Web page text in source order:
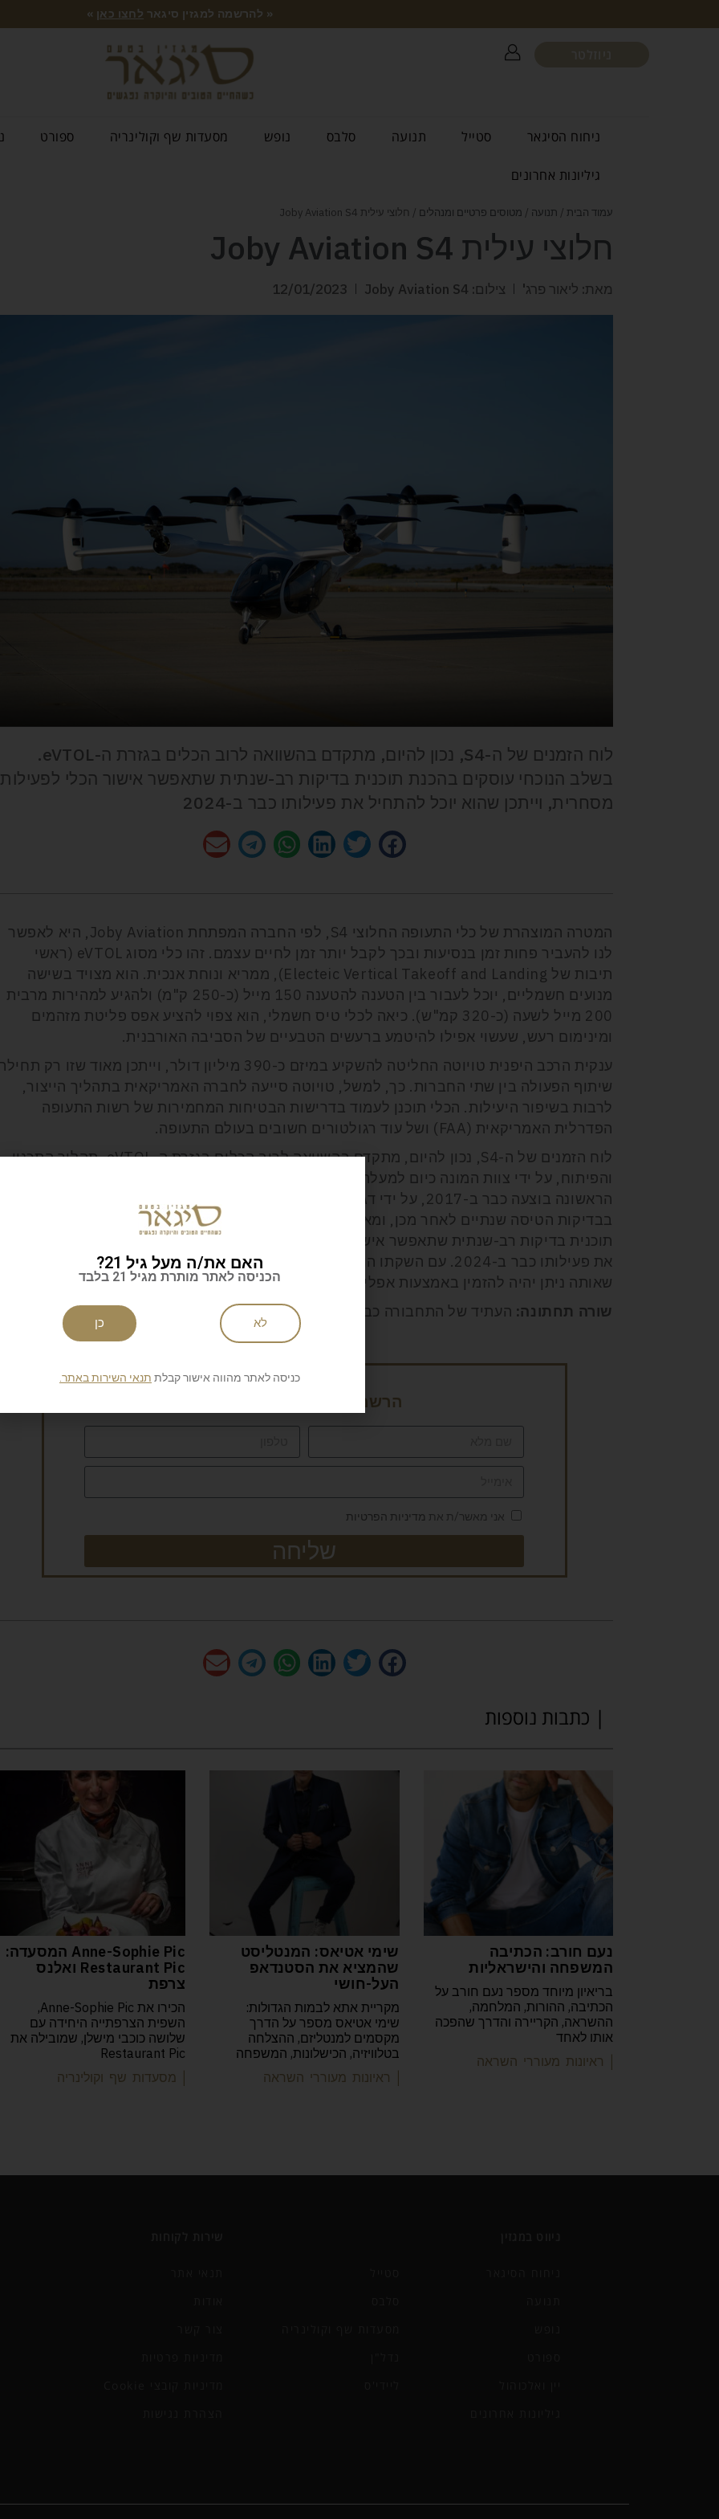
« להרשמה למגזין סיגאר לחצו כאן »
ניחוח הסיגאר סטייל תנועה סלבס נופש מסעדות שף וקולינריה ספורט
גיליונות אחרונים
עמוד הבית / תנועה / מטוסים פרטיים ומנהלים / חלוצי עילית Joby Aviation S4
חלוצי עילית Joby Aviation S4
מאת: ליאור פרג' צילום: Joby Aviation S4 12/01/2023
לוח הזמנים של ה-S4, נכון להיום, מתקדם בהשוואה לרוב הכלים בגזרת ה-eVTOL.
בשלב הנוכחי עוסקים בהכנת תוכנית בדיקות רב-שנתית שתאפשר אישור הכלי לפעילות
מסחרית, וייתכן שהוא יוכל להתחיל את פעילותו כבר ב-2024
המטרה המוצהרת של כלי התעופה החלוצי S4, לפי החברה המפתחת Joby Aviation, היא לאפשר
לנו להעביר פחות זמן בנסיעות ובכך לקבל יותר זמן לחיים עצמם. זהו כלי מסוג eVTOL (ראשי
תיבות של Electeic Vertical Takeoff and Landing), ממריא ונוחת אנכית. הוא מצויד בשישה
מנועים חשמליים, יוכל לעבור בין הטענה להטענה 150 מייל (כ-250 ק"מ) ולהגיע למהירות מרבית
200 מייל לשעה (כ-320 קמ"ש). כיאה לכלי טיס חשמלי, הוא צפוי להציע אפס פליטת מזהמים
ומינימום רעש, שעשוי אפילו להיטמע ברעשים הטבעיים של הסביבה האורבנית.
ענקית הרכב היפנית טויוטה החליטה להשקיע במיזם כ-390 מיליון דולר, וייתכן מאוד שזו רק
שיתוף הפעולה בין שתי החברות. כך, למשל, טויוטה סייעה לחברה האמריקאית בתהליך הייצור,
לרבות בשיפור היעילות. הכלי תוכנן לעמוד בדרישות הבטיחות המחמירות של רשות התעופה
הפדרלית האמריקאית (FAA) ושל עוד רגולטורים חשובים בעולם התעופה.
לוח הזמנים של ה-S4, נכון להיום, מתקדם בהשוואה לרוב הכלים בגזרת ה-eVTOL. תהליך התכנון
והפיתוח, על ידי צוות המונה כיום למעלה מאלף עובדים, החל לפני יותר מעשר שנים. טיסת המבחן
הראשונה בוצעה כבר ב-2017, על ידי דגם בקנה מידה מלא. אב הטיפוס שלפני תהליך הייצור החל
בבדיקות הטיסה שנתיים לאחר מכן, ומאז נערכו כאלף טיסות נוספות. בשלב הנוכחי עוסקים בהכנת
תוכנית בדיקות רב-שנתית שתאפשר אישור של ה-S4 לפעילות מסחרית, וייתכן שהוא יוכל להתחיל
את פעילותו כבר ב-2024. עם השקתו הוא עתיד לשמש מונית אווירית לנהג ולארבעה נוסעים,
שאותה ניתן יהיה להזמין באמצעות אפליקציה ייעודית.
שורה תחתונה: העתיד של התחבורה כבר מעבר לפינה
הרשמה לניוזלטר של סיגאר
אני מאשר/ת את מדיניות הפרטיות
שליחה
| כתבות נוספות
נעם חורב: הכתיבה
המשפחה והישראליות
בריאיון מיוחד מספר נעם חורב על
הכתיבה, ההורות, המלחמה,
ההשראה, הקריירה והדרך שהפכה
אותו לאחד
| ראיונות מעוררי השראה
שימי אטיאס: המנטליסט
שהמציא את הסטנדאפ
העל-חושי
מקריית אתא לבמות הגדולות:
שימי אטיאס מספר על הדרך
מקסמים למנטליזם, ההצלחה
בטלוויזיה, הכישלונות, המשפחה
| ראיונות מעוררי השראה
Anne-Sophie Pic המסעדה:
Restaurant Pic ואלנס
צרפת
הכירו את Anne-Sophie Pic,
השפית הצרפתייה היחידה עם
שלושה כוכבי מישלן, שמובילה את
Restaurant Pic
| מסעדות שף וקולינריה
האם את/ה מעל גיל 21?
הכניסה לאתר מותרת מגיל 21 בלבד
לא כן
כניסה לאתר מהווה אישור קבלת תנאי השירות באתר.